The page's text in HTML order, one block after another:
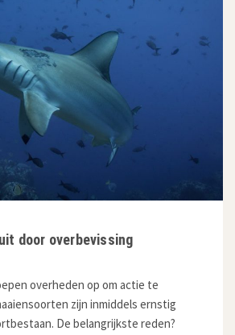
door overbevissing
overheden op om actie te
zijn inmiddels ernstig
De belangrijkste reden?